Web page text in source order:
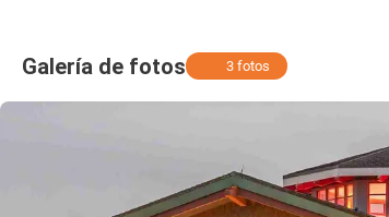
Galería de fotos 3 fotos